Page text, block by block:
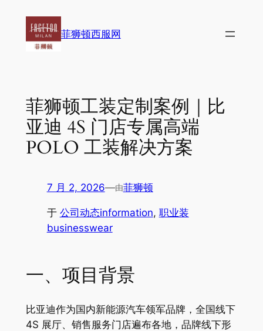
菲狮顿西服网
菲狮顿工装定制案例｜比
亚迪 4S 门店专属高端
POLO 工装解决方案
7 月 2, 2026—由菲狮顿
于 公司动态information, 职业装
businesswear
一、项目背景
比亚迪作为国内新能源汽车领军品牌，全国线下
4S 展厅、销售服务门店遍布各地，品牌线下形